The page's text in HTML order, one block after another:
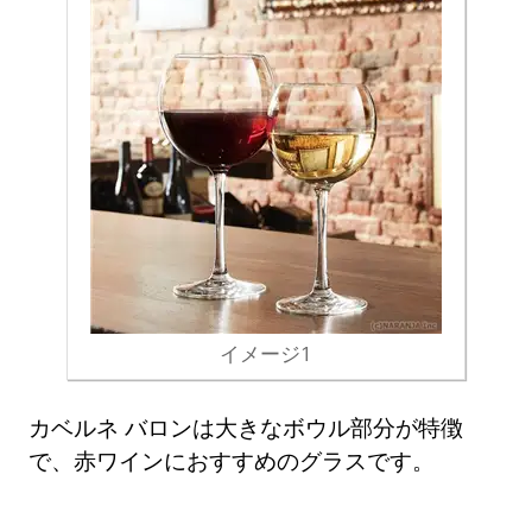
イメージ1
カベルネ バロンは大きなボウル部分が特徴
で、赤ワインにおすすめのグラスです。